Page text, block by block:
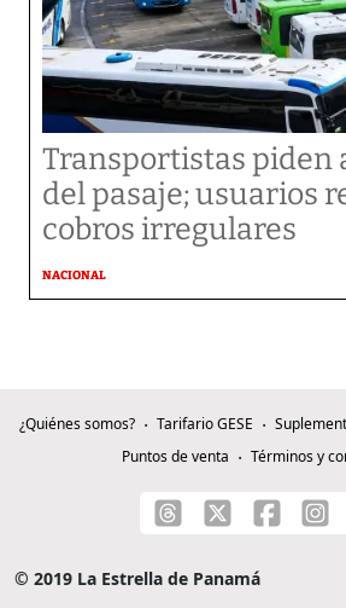
Transportistas piden
del pasaje; usuarios
cobros irregulares
NACIONAL
¿Quiénes somos? Tarifario GESE
Puntos de venta
Términos y
© 2019 La Estrella de Panamá